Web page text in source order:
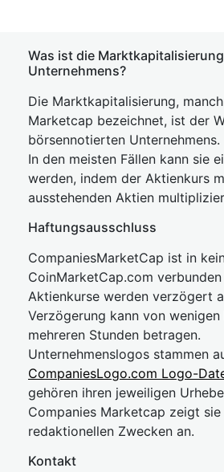
Was ist die
Unternehmens?
Die Marktkapitalisierung,
Marketcap bezeichnet, ist der
börsennotierten Unternehmens.
In den meisten Fällen kann sie
werden, indem der Aktienkurs
ausstehenden Aktien
Haftungsausschluss
CompaniesMarketCap ist in
CoinMarketCap.com verbunden
Aktienkurse werden verzögert
Verzögerung kann von
mehreren Stunden betragen.
Unternehmenslogos stammen
CompaniesLogo.com Logo-
gehören ihren jeweiligen
Companies Marketcap zeigt sie
redaktionellen Zwecken an.
Kontakt